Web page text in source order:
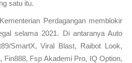
satu itu.
Perdagangan memblokir
selama 2021. Di antaranya Auto
SmartX, Viral Blast, Raibot Look,
Fin888, Fsp Akademi Pro, IQ Option,